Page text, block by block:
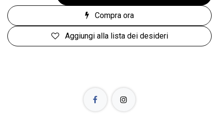
Compra ora
Aggiungi alla lista dei desideri